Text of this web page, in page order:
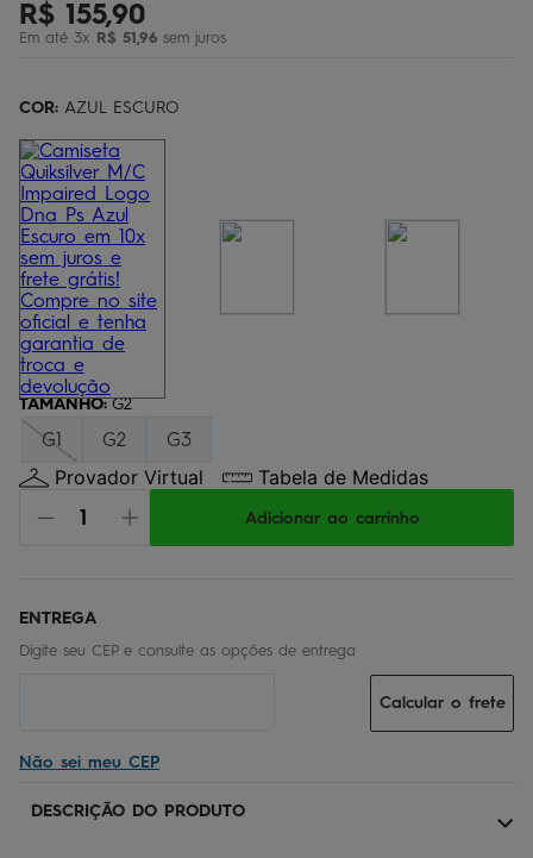
R$ 155,90
Em até 3x R$ 51,96 sem juros
COR: AZUL ESCURO
TAMANHO: G2
G1 G2 G3
Provador Virtual Tabela de Medidas
Adicionar ao carrinho
Não sei meu CEP
Calcular o frete
DESCRIÇÃO DO PRODUTO
º óculos
7º boardshort
8º chinelo
9º carteira
10º calça